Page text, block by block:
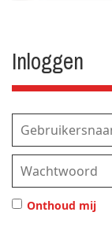
Inloggen
Onthoud mij